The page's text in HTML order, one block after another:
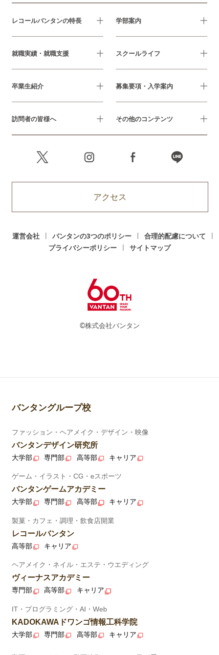
レコールバンタンの特長 学部案内
就職実績・就職支援 スクールライフ
卒業生紹介 募集要項・入学案内
訪問者の皆様へ その他のコンテンツ
アクセス
運営会社 バンタンの3つのポリシー
合理的配慮について
プライバシーポリシー
サイトマップ
©株式会社バンタン
バンタングループ校
ファッション・ヘアメイク・デザイン・映像
バンタンデザイン研究所
大学部 専門部 高等部 キャリア
ゲーム・イラスト・CG・eスポーツ
バンタンゲームアカデミー
大学部 専門部 高等部 キャリア
製菓・カフェ・調理・飲食店開業
レコールバンタン
高等部 キャリア
ヘアメイク・ネイル・エステ・ウエディング
ヴィーナスアカデミー
専門部 高等部 キャリア
IT・プログラミング・AI・Web
KADOKAWAドワンゴ情報工科学院
大学部 専門部 高等部 キャリア